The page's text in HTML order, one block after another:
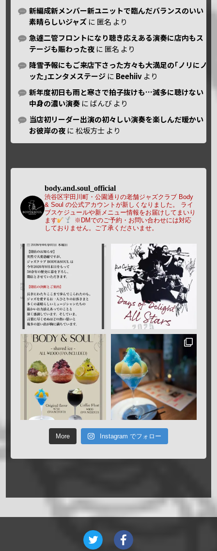
新編成新メンバー新ユニットで臨んだバランスのいい
素晴らしいジャズ に 匿名 より
急遽二管フロントになり聴き応えある演奏に店内もス
テージも賑わった夜 に 匿名 より
降雪予報にもご来店下さった方々も大満足の｢ノリにノ
ッた｣エンタメステージ に Beehiiv より
新年度初日も雨と寒さで拍子抜けも…滅多に聴けない
中身の濃い演奏 に ばんび より
当店初リーダー出演の初々しい演奏を楽しんだ暖かい
お彼岸の夜 に松坂方士 より
body.and.soul_official
渋谷区宇田川町・公園通りの老舗ジャズクラブ Body
& Soul の公式アカウントが新しくなりました。
ライ
ブスケジュールや新メニュー情報をお届けしてまいり
ます
※DMでのご予約・お問い合わせには対応
しておりません。ご了承くださいませ。
More Instagram でフォロー